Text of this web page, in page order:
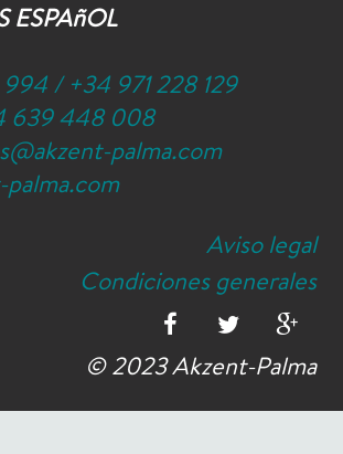
ESPAñOL
994 / +34 971 228 129
639 448 008
palma.com
palma.com
Aviso legal
Condiciones generales
© 2023 Akzent-Palma